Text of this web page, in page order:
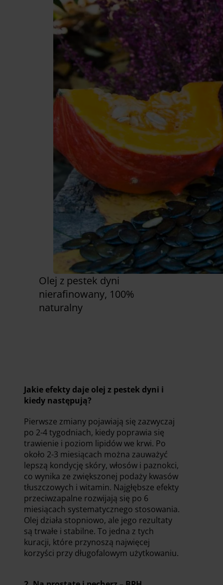
Olej z pestek dyni
nierafinowany, 100%
naturalny
Jakie efekty daje olej z pestek dyni i
kiedy następują?
Pierwsze zmiany pojawiają się zazwyczaj
po 2-4 tygodniach, kiedy poprawia się
trawienie i poziom lipidów we krwi. Po
około 2-3 miesiącach można zauważyć
lepszą kondycję skóry, włosów i paznokci,
co wynika ze zwiększonej podaży kwasów
tłuszczowych i witamin. Najgłębsze efekty
przeciwzapalne rozwijają się po 6
miesiącach systematycznego stosowania.
Olej działa stopniowo, ale jego rezultaty
są trwałe i stabilne. To jedna z tych
kuracji, które przynoszą najwięcej
korzyści przy długofalowym użytkowaniu.